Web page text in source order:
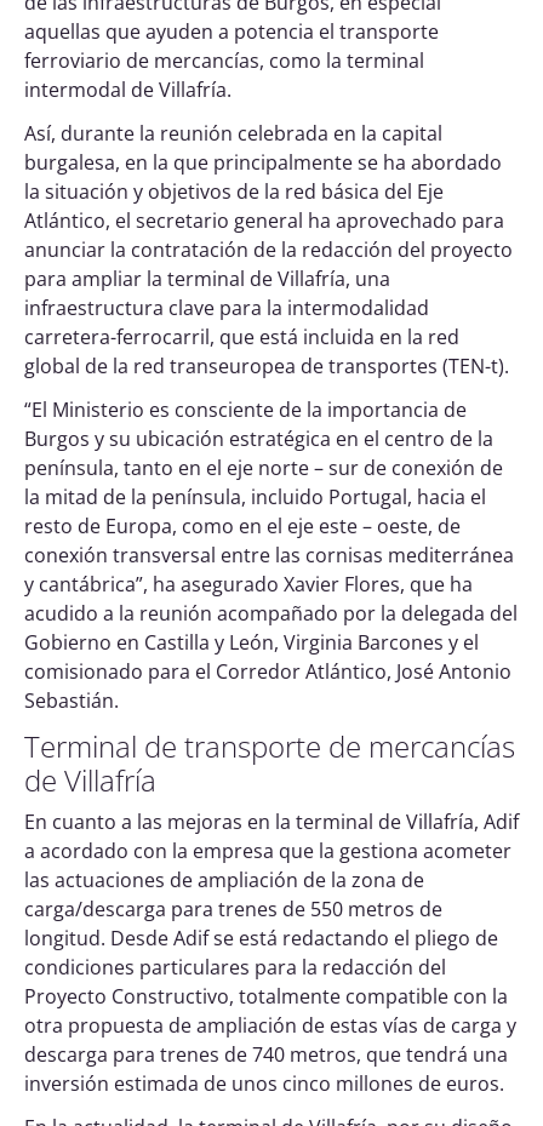
aquellas que ayuden a potencia el transporte
ferroviario de mercancías, como la terminal
intermodal de Villafría.
Así, durante la reunión celebrada en la capital
burgalesa, en la que principalmente se ha abordado
la situación y objetivos de la red básica del Eje
Atlántico, el secretario general ha aprovechado para
anunciar la contratación de la redacción del proyecto
para ampliar la terminal de Villafría, una
infraestructura clave para la intermodalidad
carretera-ferrocarril, que está incluida en la red
global de la red transeuropea de transportes (TEN-t).
“El Ministerio es consciente de la importancia de
Burgos y su ubicación estratégica en el centro de la
península, tanto en el eje norte – sur de conexión de
la mitad de la península, incluido Portugal, hacia el
resto de Europa, como en el eje este – oeste, de
conexión transversal entre las cornisas mediterránea
y cantábrica”, ha asegurado Xavier Flores, que ha
acudido a la reunión acompañado por la delegada del
Gobierno en Castilla y León, Virginia Barcones y el
comisionado para el Corredor Atlántico, José Antonio
Sebastián.
Terminal de transporte de mercancías
de Villafría
En cuanto a las mejoras en la terminal de Villafría, Adif
a acordado con la empresa que la gestiona acometer
las actuaciones de ampliación de la zona de
carga/descarga para trenes de 550 metros de
longitud. Desde Adif se está redactando el pliego de
condiciones particulares para la redacción del
Proyecto Constructivo, totalmente compatible con la
otra propuesta de ampliación de estas vías de carga y
descarga para trenes de 740 metros, que tendrá una
inversión estimada de unos cinco millones de euros.